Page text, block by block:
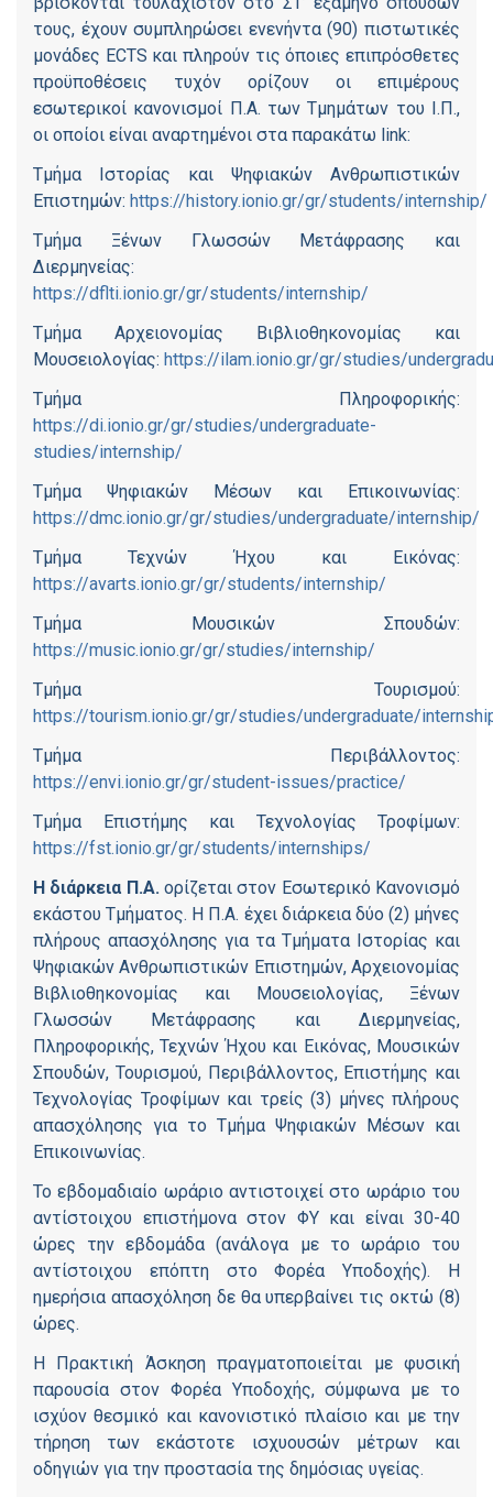
τους, έχουν συμπληρώσει ενενήντα (90) πιστωτικές
μονάδες ECTS και πληρούν τις όποιες επιπρόσθετες
προϋποθέσεις τυχόν ορίζουν οι επιμέρους
εσωτερικοί κανονισμοί Π.Α. των Τμημάτων του Ι.Π.,
οι οποίοι είναι αναρτημένοι στα παρακάτω link:
Τμήμα Ιστορίας και Ψηφιακών Ανθρωπιστικών
Επιστημών: https://history.ionio.gr/gr/students/internship/
Τμήμα Ξένων Γλωσσών Μετάφρασης και
Διερμηνείας:
https://dflti.ionio.gr/gr/students/internship/
Τμήμα Αρχειονομίας Βιβλιοθηκονομίας και
Μουσειολογίας: https://ilam.ionio.gr/gr/studies/
Τμήμα Πληροφορικής:
https://di.ionio.gr/gr/studies/undergraduate-
studies/internship/
Τμήμα Ψηφιακών Μέσων και Επικοινωνίας:
https://dmc.ionio.gr/gr/studies/undergraduate/internship/
Τμήμα Τεχνών Ήχου και Εικόνας:
https://avarts.ionio.gr/gr/students/internship/
Τμήμα Μουσικών Σπουδών:
https://music.ionio.gr/gr/studies/internship/
Τμήμα Τουρισμού:
https://tourism.ionio.gr/gr/studies/undergraduate/
Τμήμα Περιβάλλοντος:
https://envi.ionio.gr/gr/student-issues/practice/
Τμήμα Επιστήμης και Τεχνολογίας Τροφίμων:
https://fst.ionio.gr/gr/students/internships/
Η διάρκεια Π.Α. ορίζεται στον Εσωτερικό Κανονισμό
εκάστου Τμήματος. Η Π.Α. έχει διάρκεια δύο (2) μήνες
πλήρους απασχόλησης για τα Τμήματα Ιστορίας και
Ψηφιακών Ανθρωπιστικών Επιστημών, Αρχειονομίας
Βιβλιοθηκονομίας και Μουσειολογίας, Ξένων
Γλωσσών Μετάφρασης και Διερμηνείας,
Πληροφορικής, Τεχνών Ήχου και Εικόνας, Μουσικών
Σπουδών, Τουρισμού, Περιβάλλοντος, Επιστήμης και
Τεχνολογίας Τροφίμων και τρείς (3) μήνες πλήρους
απασχόλησης για το Τμήμα Ψηφιακών Μέσων και
Επικοινωνίας.
Το εβδομαδιαίο ωράριο αντιστοιχεί στο ωράριο του
αντίστοιχου επιστήμονα στον ΦΥ και είναι 30-40
ώρες την εβδομάδα (ανάλογα με το ωράριο του
αντίστοιχου επόπτη στο Φορέα Υποδοχής). Η
ημερήσια απασχόληση δε θα υπερβαίνει τις οκτώ (8)
ώρες.
Η Πρακτική Άσκηση πραγματοποιείται με φυσική
παρουσία στον Φορέα Υποδοχής, σύμφωνα με το
ισχύον θεσμικό και κανονιστικό πλαίσιο και με την
τήρηση των εκάστοτε ισχυουσών μέτρων και
οδηγιών για την προστασία της δημόσιας υγείας.